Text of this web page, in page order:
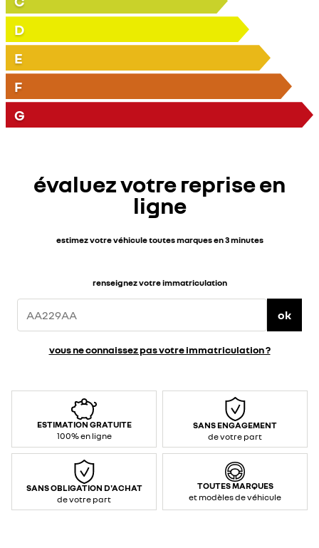
D
E
F
G
évaluez votre reprise en
ligne
estimez votre véhicule toutes marques en 3 minutes
renseignez votre immatriculation
ok
vous ne connaissez pas votre immatriculation ?
ESTIMATION GRATUITE
100% en ligne
SANS ENGAGEMENT
de votre part
SANS OBLIGATION D'ACHAT
de votre part
TOUTES MARQUES
et modèles de véhicule